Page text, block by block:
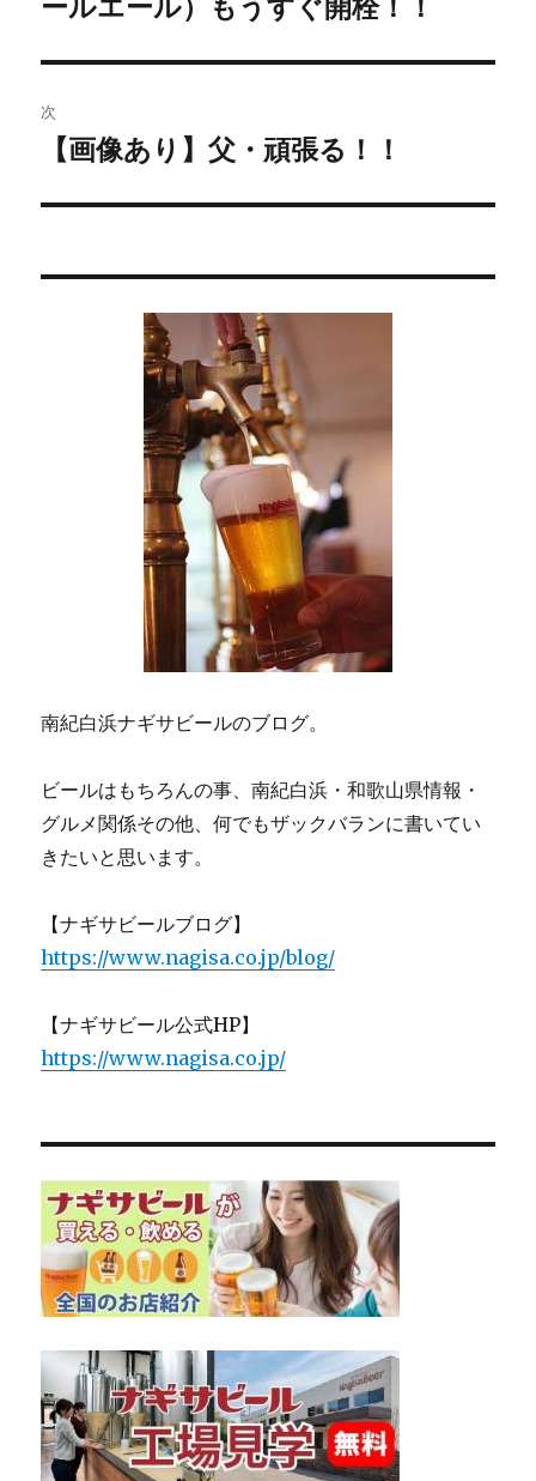
ナ
ビ
ゲ
ー
シ
投
稿:
次
投
【画像あり】父・頑張る！！
南紀白浜ナギサビールのブログ。
ビールはもちろんの事、南紀白浜・和歌山県情報・
グルメ関係その他、何でもザックバランに書いてい
きたいと思います。
【ナギサビールブログ】
https://www.nagisa.co.jp/blog/
【ナギサビール公式HP】
https://www.nagisa.co.jp/